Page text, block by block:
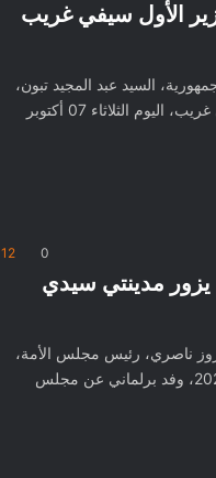
الأول سيفي غريب
السيد عبد المجيد تبون،
قام الوزير الأول، السيد سيفي غريب، اليوم الثلاثاء 07 أكتوبر
0
12
مدينتي سيدي
ناصري، رئيس مجلس الأمة،
قام اليوم الإثنين 06 أكتوبر 2025، وفد برلماني عن مجلس